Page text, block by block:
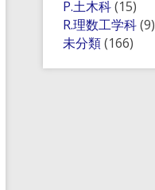
P.土木科(15)
R.理数工学科(9)
未分類(166)